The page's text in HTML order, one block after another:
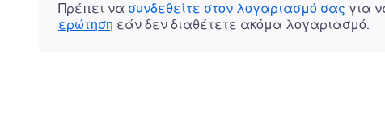
Πρέπει να συνδεθείτε στον λογαριασμό σας για
ερώτηση εάν δεν διαθέτετε ακόμα λογαριασμό.